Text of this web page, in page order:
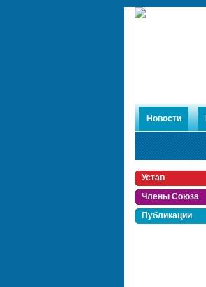
Новости
Устав
Члены Союза
Публикации